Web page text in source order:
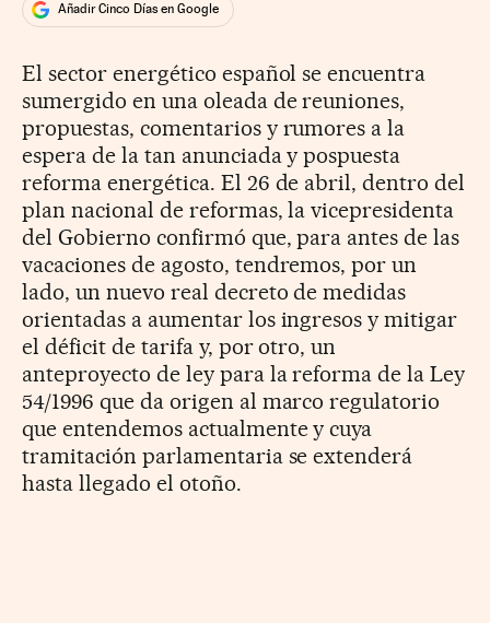
Añadir Cinco Días en Google
El sector energético español se encuentra
sumergido en una oleada de reuniones,
propuestas, comentarios y rumores a la
espera de la tan anunciada y pospuesta
reforma energética. El 26 de abril, dentro del
plan nacional de reformas, la vicepresidenta
del Gobierno confirmó que, para antes de las
vacaciones de agosto, tendremos, por un
lado, un nuevo real decreto de medidas
orientadas a aumentar los ingresos y mitigar
el déficit de tarifa y, por otro, un
anteproyecto de ley para la reforma de la Ley
54/1996 que da origen al marco regulatorio
que entendemos actualmente y cuya
tramitación parlamentaria se extenderá
hasta llegado el otoño.